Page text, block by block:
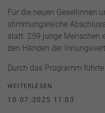
Für die neuen Gesellinnen
stimmungsreiche
statt. 259 junge Menschen
den Händen der
Durch das Programm
WEITERLESEN
10.07.2025 11:03